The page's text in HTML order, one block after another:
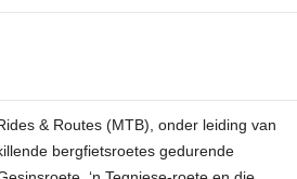
& Routes (MTB), onder leiding van
bergfietsroetes gedurende